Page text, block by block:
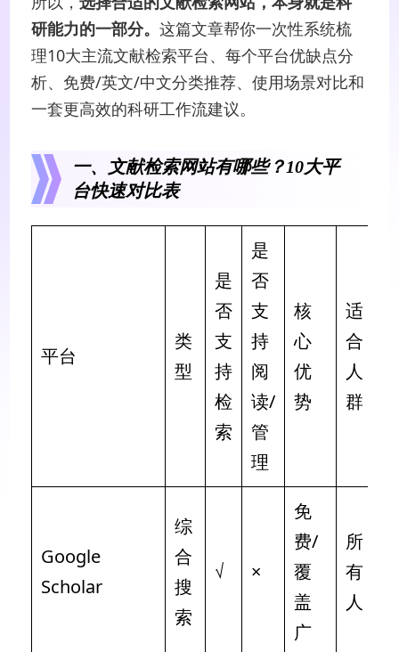
研能力的一部分。这篇文章帮你一次性系统梳
理10大主流文献检索平台、每个平台优缺点分
析、免费/英文/中文分类推荐、使用场景对比和
一套更高效的科研工作流建议。
一、文献检索网站有哪些？10大平
台快速对比表
平台
类
型
是
否
支
持
检
索
是
否
支
持
阅
读/
管
理
核
心
优
势
适
合
人
群
Google
Scholar
综
合
搜
索
√ ×
免
费/
覆
盖
广
所
有
人